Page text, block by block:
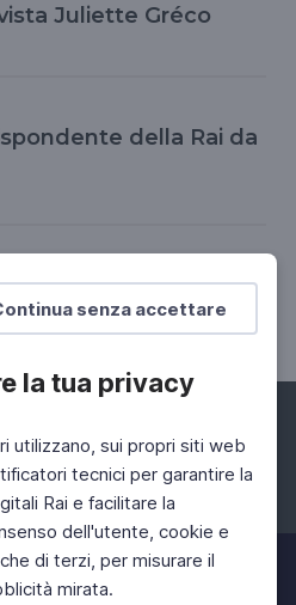
senza accettare
la tua privacy
utilizzano, sui propri siti web
tecnici per garantire la
Rai e facilitare la
dell'utente, cookie e
di terzi, per misurare il
mirata.
Juliette Gréco
della Rai da
Twitter